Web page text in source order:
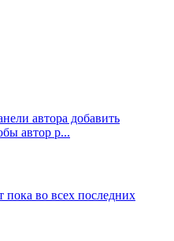
автора добавить
автор р...
пока во всех последних